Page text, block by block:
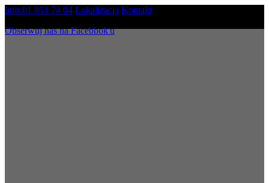
Skip
the
info:81 851 74 04 Lokalizacja Kontakt
Obserwuj nas na Facebbok'u